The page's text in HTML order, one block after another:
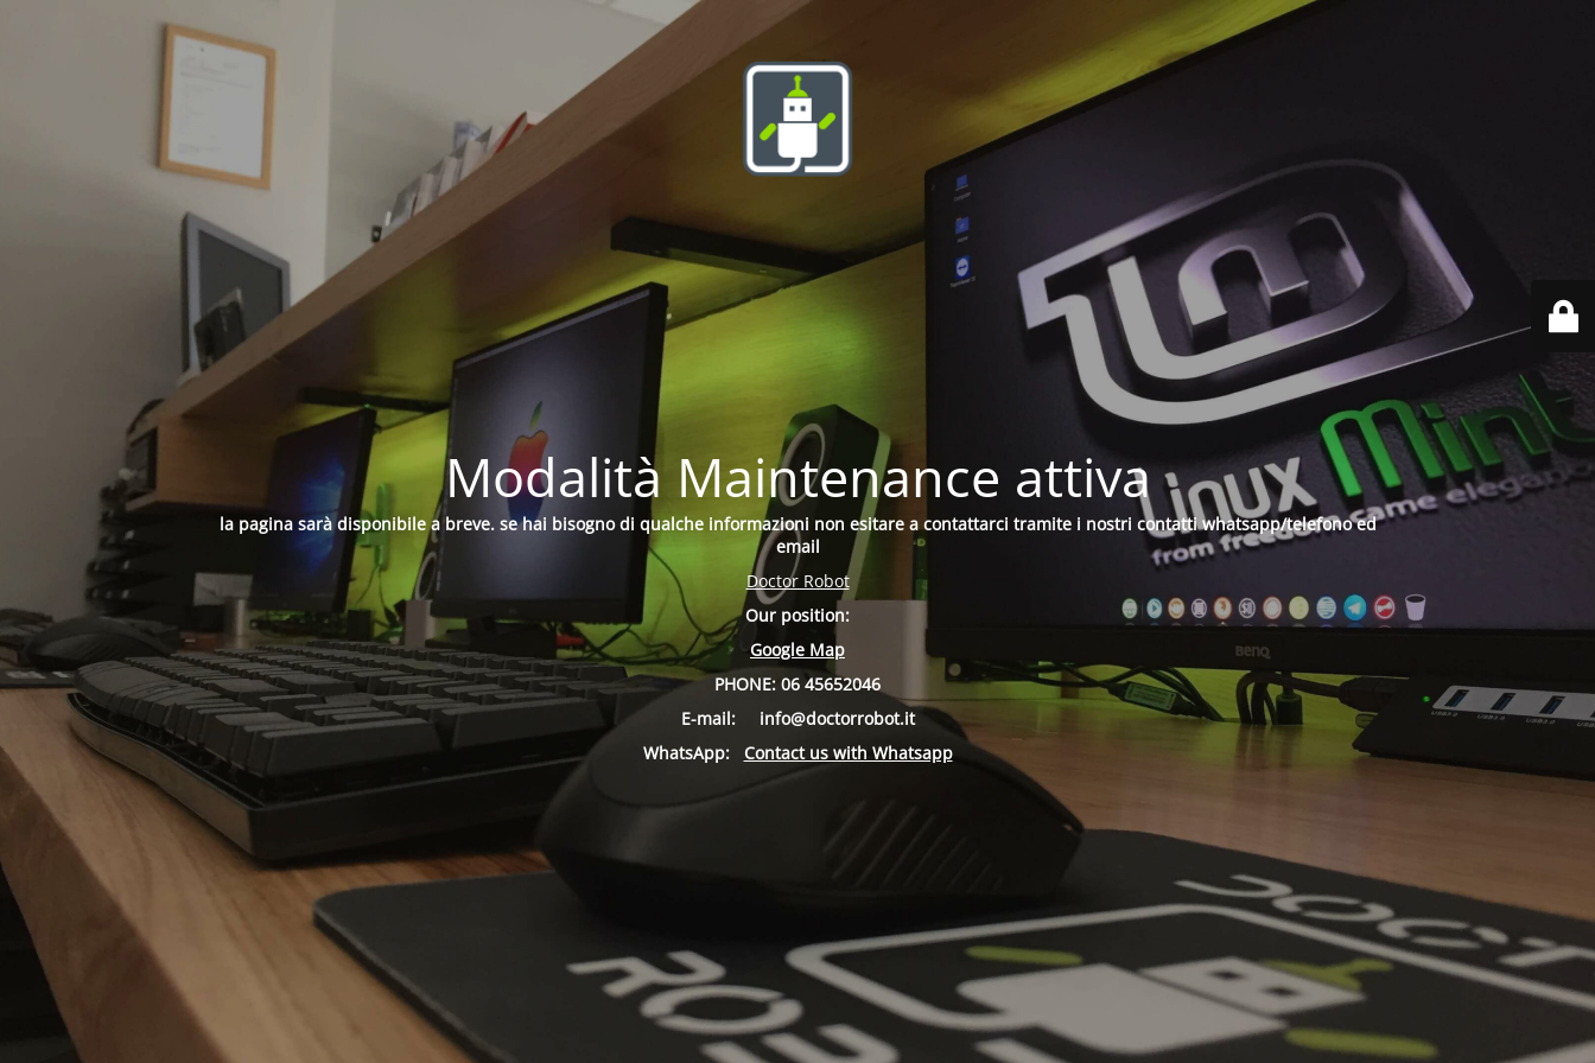
Modalità Maintenance attiva
la pagina sarà disponibile a breve. se hai bisogno di qualche informazioni non esitare a contattarci tramite i nostri contatti whatsapp/telefono ed
email
Doctor Robot
Our position:
Google Map
PHONE: 06 45652046
E-mail:
info@doctorrobot.it
WhatsApp:
Contact us with Whatsapp